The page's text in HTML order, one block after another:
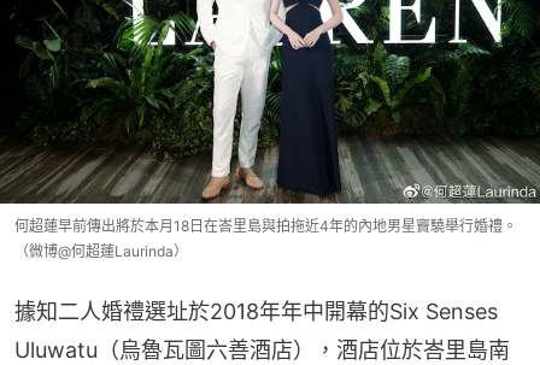
何超蓮早前傳出將於本月18日在峇里島與拍拖近4年的內地男星竇驍舉行婚禮。
（微博@何超蓮Laurinda）
據知二人婚禮選址於2018年年中開幕的Six Senses
Uluwatu（烏魯瓦圖六善酒店），酒店位於峇里島南